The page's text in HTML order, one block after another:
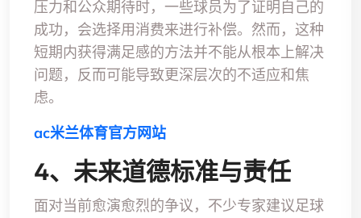
压力和公众期待时，一些球员为了证明自己的
成功，会选择用消费来进行补偿。然而，这种
短期内获得满足感的方法并不能从根本上解决
问题，反而可能导致更深层次的不适应和焦
虑。
ac米兰体育官方网站
4、未来道德标准与责任
面对当前愈演愈烈的争议，不少专家建议足球